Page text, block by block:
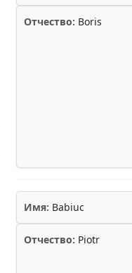
Отчество: Boris
Имя: Babiuc
Отчество: Piotr